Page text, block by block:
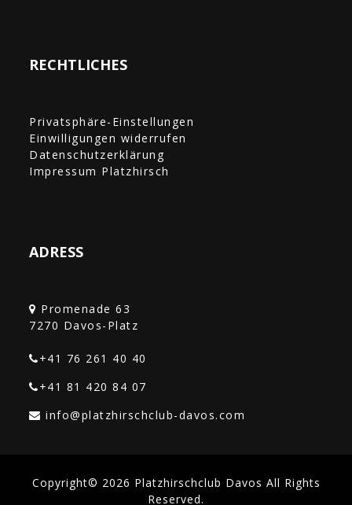
RECHTLICHES
Privatsphäre-Einstellungen
Einwilligungen widerrufen
Datenschutzerklärung
Impressum Platzhirsch
ADRESS
Promenade 63
+41 76 261 40 40‎
+41 81 420 84 07
Copyright© 2026 Platzhirschclub Davos All Rights
Reserved.